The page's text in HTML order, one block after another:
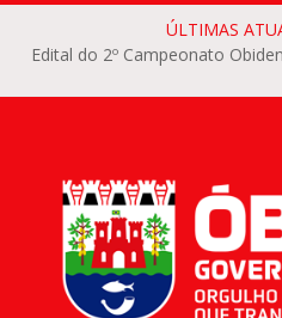
ÚLTIMAS
Edital do 2º Campeonato